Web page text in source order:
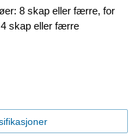
8 skap eller færre, for
skap eller færre